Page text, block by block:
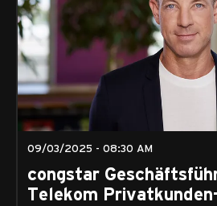
09/03/2025 - 08:30 AM
congstar
Telekom